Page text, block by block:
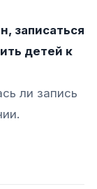
записаться
детей к
ли запись